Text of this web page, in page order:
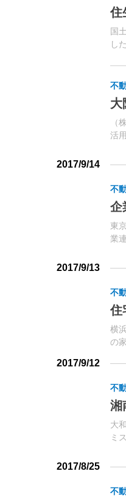
住
国
し
不
大
（
活
2017/9/14
不
企
東
業
2017/9/13
不
住
横
の
2017/9/12
不
湘
大
ミ
2017/8/25
不